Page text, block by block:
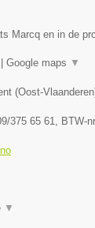
Marcq en in de
Google maps ▼
(Oost-Vlaanderen
375 65 61, BTW-
▼